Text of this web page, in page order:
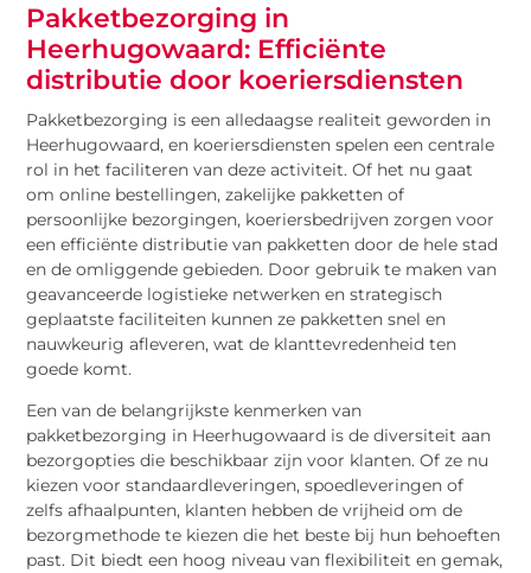
Pakketbezorging in
Heerhugowaard: Efficiënte
distributie door koeriersdiensten
Pakketbezorging is een alledaagse realiteit geworden in
Heerhugowaard, en koeriersdiensten spelen een centrale
rol in het faciliteren van deze activiteit. Of het nu gaat
om online bestellingen, zakelijke pakketten of
persoonlijke bezorgingen, koeriersbedrijven zorgen voor
een efficiënte distributie van pakketten door de hele stad
en de omliggende gebieden. Door gebruik te maken van
geavanceerde logistieke netwerken en strategisch
geplaatste faciliteiten kunnen ze pakketten snel en
nauwkeurig afleveren, wat de klanttevredenheid ten
goede komt.
Een van de belangrijkste kenmerken van
pakketbezorging in Heerhugowaard is de diversiteit aan
bezorgopties die beschikbaar zijn voor klanten. Of ze nu
kiezen voor standaardleveringen, spoedleveringen of
zelfs afhaalpunten, klanten hebben de vrijheid om de
bezorgmethode te kiezen die het beste bij hun behoeften
past. Dit biedt een hoog niveau van flexibiliteit en gemak,